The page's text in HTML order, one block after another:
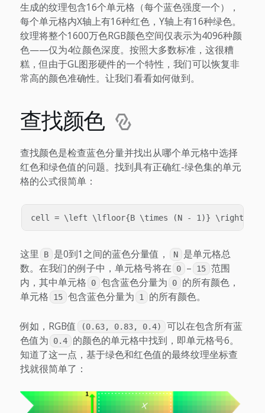
生成的纹理包含16个单元格（每个蓝色强度一个），
每个单元格内X轴上有16种红色，Y轴上有16种绿色。
纹理将整个1600万色RGB颜色空间仅表示为4096种颜
色——仅为4位颜色深度。按照大多数标准，这很糟
糕，但由于GL图形硬件的一个特性，我们可以恢复非
常高的颜色准确性。让我们看看如何做到。
查找颜色
查找颜色是检查蓝色分量并找出从哪个单元格中选择
红色和绿色值的问题。找到具有正确红-绿色集的单元
格的公式很简单：
这里 B 是0到1之间的蓝色分量值， N
是单元格总
数。在我们的例子中，单元格号将在
0 – 15 范围
内，其中单元格
0 包含蓝色分量为 0
的所有颜色，
单元格
15 包含蓝色分量为 1 的所有颜色。
例如，RGB值 (0.63, 0.83, 0.4)
可以在包含所有蓝
色值为
0.4
的颜色的单元格中找到，即单元格号6。
知道了这一点，基于绿色和红色值的最终纹理坐标查
找就很简单了：